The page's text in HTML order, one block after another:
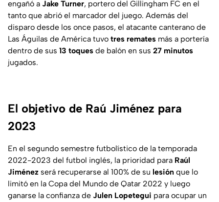
engañó a Jake Turner, portero del Gillingham FC en el
tanto que abrió el marcador del juego. Además del
disparo desde los once pasos, el atacante canterano de
Las Águilas de América tuvo tres remates más a portería
dentro de sus 13 toques de balón en sus 27 minutos
jugados.
El objetivo de Raú Jiménez para
2023
En el segundo semestre futbolístico de la temporada
2022-2023 del futbol inglés, la prioridad para Raúl
Jiménez será recuperarse al 100% de su lesión que lo
limitó en la Copa del Mundo de Qatar 2022 y luego
ganarse la confianza de Julen Lopetegui para ocupar un